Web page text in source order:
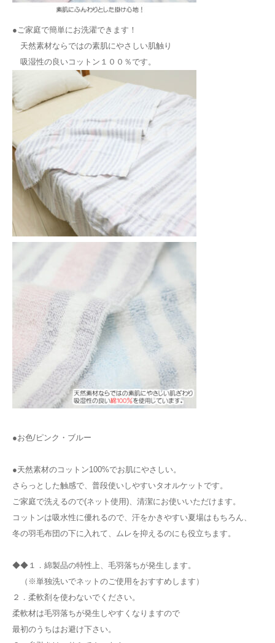
●ご家庭で簡単にお洗濯できます！
天然素材ならではの素肌にやさしい肌触り
吸湿性の良いコットン１００％です。
●お色/ピンク・ブルー
●天然素材のコットン100%でお肌にやさしい。
さらっとした触感で、普段使いしやすいタオルケットです。
ご家庭で洗えるので(ネット使用)、清潔にお使いいただけます。
コットンは吸水性に優れるので、汗をかきやすい夏場はもちろん、
冬の羽毛布団の下に入れて、ムレを抑えるのにも役立ちます。
◆◆１．綿製品の特性上、毛羽落ちが発生します。
（※単独洗いでネットのご使用をおすすめします）
２．柔軟剤を使わないでください。
柔軟材は毛羽落ちが発生しやすくなりますので
最初のうちはお避け下さい。